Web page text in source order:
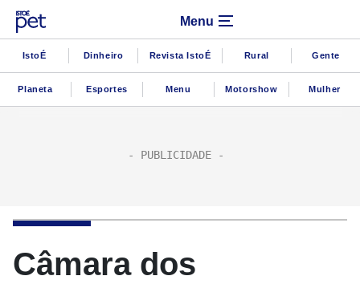
Menu
IstoÉ Dinheiro Revista IstoÉ Rural Gente
Planeta Esportes Menu Motorshow Mulher
Câmara dos